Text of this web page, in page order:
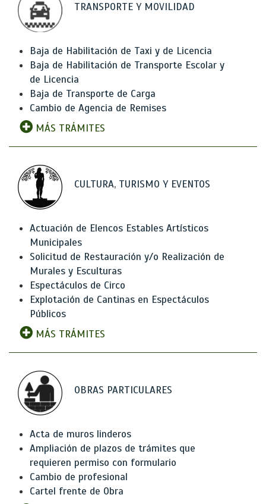
TRANSPORTE Y MOVILIDAD
Baja de Habilitación de Taxi y de Licencia
Baja de Habilitación de Transporte Escolar y
de Licencia
Baja de Transporte de Carga
Cambio de Agencia de Remises
MÁS TRÁMITES
CULTURA, TURISMO Y EVENTOS
Actuación de Elencos Estables Artísticos
Municipales
Solicitud de Restauración y/o Realización de
Murales y Esculturas
Espectáculos de Circo
Explotación de Cantinas en Espectáculos
Públicos
MÁS TRÁMITES
OBRAS PARTICULARES
Acta de muros linderos
Ampliación de plazos de trámites que
requieren permiso con formulario
Cambio de profesional
Cartel frente de Obra